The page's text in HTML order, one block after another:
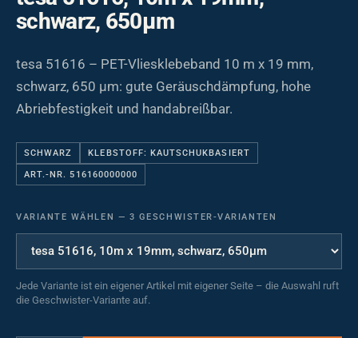
schwarz, 650µm
tesa 51616 – PET-Vliesklebeband 10 m x 19 mm,
schwarz, 650 µm: gute Geräuschdämpfung, hohe
Abriebfestigkeit und handabreißbar.
SCHWARZ KLEBSTOFF: KAUTSCHUKBASIERT
ART.-NR. 516160000000
VARIANTE WÄHLEN — 3 GESCHWISTER-VARIANTEN
Jede Variante ist ein eigener Artikel mit eigener Seite – die Auswahl ruft
die Geschwister-Variante auf.